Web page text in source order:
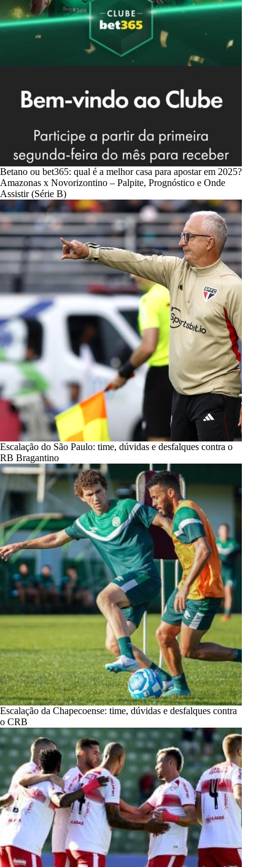
Betano ou bet365: qual é a melhor casa para apostar em 2025?
Amazonas x Novorizontino – Palpite, Prognóstico e Onde
Assistir (Série B)
Escalação do São Paulo: time, dúvidas e desfalques contra o
RB Bragantino
Escalação da Chapecoense: time, dúvidas e desfalques contra
o CRB